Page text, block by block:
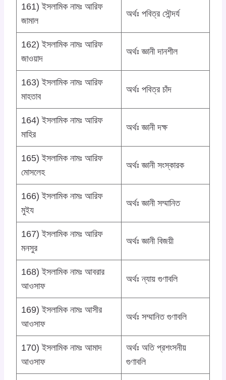
161) ইসলামিক নামঃ আরিফ
জামাল
অর্থঃ পবিত্র সৌন্দর্য
162) ইসলামিক নামঃ আরিফ
জাওয়াদ
অর্থঃ জ্ঞানী দানশীল
163) ইসলামিক নামঃ আরিফ
মাহতাব
অর্থঃ পবিত্র চাঁদ
164) ইসলামিক নামঃ আরিফ
মাহির
অর্থঃ জ্ঞানী দক্ষ
165) ইসলামিক নামঃ আরিফ
মোসলেহ
অর্থঃ জ্ঞানী সংস্কারক
166) ইসলামিক নামঃ আরিফ
মুইয
অর্থঃ জ্ঞানী সম্মানিত
167) ইসলামিক নামঃ আরিফ
মনসুর
অর্থঃ জ্ঞানী বিজয়ী
168) ইসলামিক নামঃ আবরার
আওসাফ
অর্থঃ ন্যায় গুণাবলি
169) ইসলামিক নামঃ আসীর
আওসাফ
অর্থঃ সম্মানিত গুণাবলি
170) ইসলামিক নামঃ আমাদ
আওসাফ
অর্থঃ অতি প্রশংসনীয়
গুণাবলি